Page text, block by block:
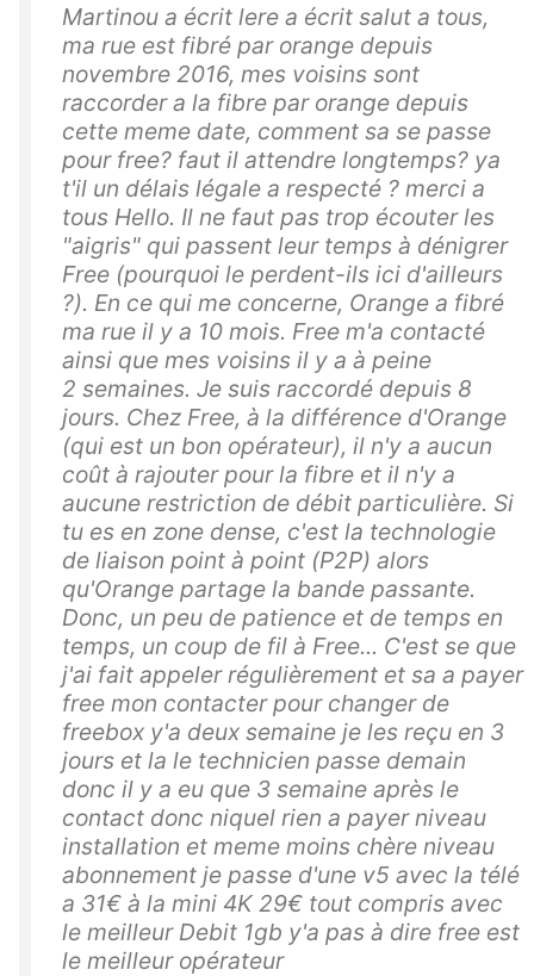
Martinou a écrit lere a écrit salut a tous,
ma rue est fibré par orange depuis
novembre 2016, mes voisins sont
raccorder a la fibre par orange depuis
cette meme date, comment sa se passe
pour free? faut il attendre longtemps? ya
t'il un délais légale a respecté ? merci a
tous Hello. Il ne faut pas trop écouter les
"aigris" qui passent leur temps à dénigrer
Free (pourquoi le perdent-ils ici d'ailleurs
?). En ce qui me concerne, Orange a fibré
ma rue il y a 10 mois. Free m'a contacté
ainsi que mes voisins il y a à peine
2 semaines. Je suis raccordé depuis 8
jours. Chez Free, à la différence d'Orange
(qui est un bon opérateur), il n'y a aucun
coût à rajouter pour la fibre et il n'y a
aucune restriction de débit particulière. Si
tu es en zone dense, c'est la technologie
de liaison point à point (P2P) alors
qu'Orange partage la bande passante.
Donc, un peu de patience et de temps en
temps, un coup de fil à Free... C'est se que
j'ai fait appeler régulièrement et sa a payer
free mon contacter pour changer de
freebox y'a deux semaine je les reçu en 3
jours et la le technicien passe demain
donc il y a eu que 3 semaine après le
contact donc niquel rien a payer niveau
installation et meme moins chère niveau
abonnement je passe d'une v5 avec la télé
a 31€ à la mini 4K 29€ tout compris avec
le meilleur Debit 1gb y'a pas à dire free est
le meilleur opérateur